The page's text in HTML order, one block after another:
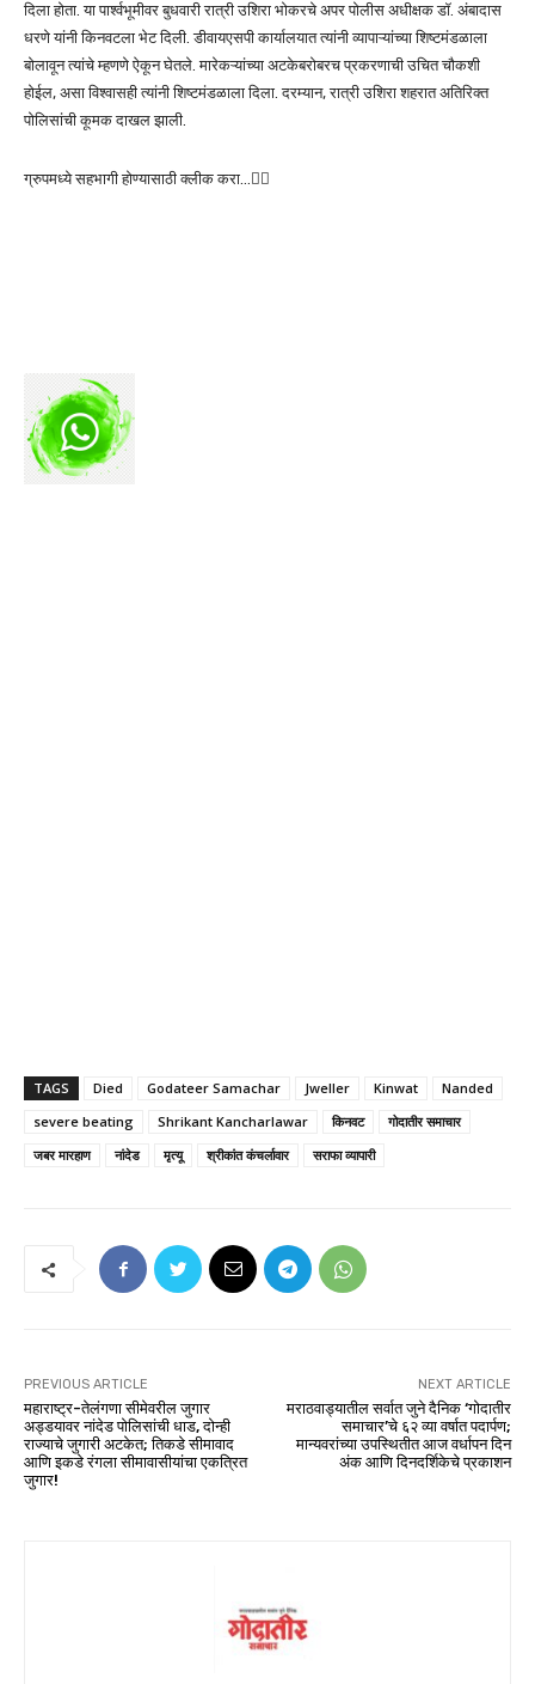
दिला होता. या पार्श्वभूमीवर बुधवारी रात्री उशिरा भोकरचे अपर पोलीस अधीक्षक डॉ. अंबादास
धरणे यांनी किनवटला भेट दिली. डीवायएसपी कार्यालयात त्यांनी व्यापाऱ्यांच्या शिष्टमंडळाला
बोलावून त्यांचे म्हणणे ऐकून घेतले. मारेकऱ्यांच्या अटकेबरोबरच प्रकरणाची उचित चौकशी
होईल, असा विश्वासही त्यांनी शिष्टमंडळाला दिला. दरम्यान, रात्री उशिरा शहरात अतिरिक्त
पोलिसांची कूमक दाखल झाली.
ग्रुपमध्ये सहभागी होण्यासाठी क्लीक करा…👆🏻
TAGS Died Godateer Samachar Jweller Kinwat
Nanded
severe beating
Shrikant Kancharlawar किनवट
गोदातीर समाचार
जबर मारहाण
नांदेड मृत्यू श्रीकांत कंचर्लावार सराफा व्यापारी
PREVIOUS ARTICLE
महाराष्ट्र-तेलंगणा सीमेवरील जुगार
अड्डयावर नांदेड पोलिसांची धाड, दोन्ही
राज्याचे जुगारी अटकेत; तिकडे सीमावाद
आणि इकडे रंगला सीमावासीयांचा एकत्रित
जुगार!
NEXT ARTICLE
मराठवाड्यातील सर्वात जुने दैनिक ‘गोदातीर
समाचार’चे ६२ व्या वर्षात पदार्पण;
मान्यवरांच्या उपस्थितीत आज वर्धापन दिन
अंक आणि दिनदर्शिकेचे प्रकाशन